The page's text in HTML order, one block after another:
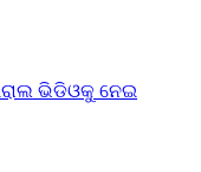
ଭିଡିଓକୁ ନେଇ